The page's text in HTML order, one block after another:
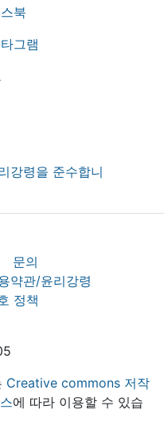
문의
약관/윤리강령
정책
Creative commons 저작
에 따라 이용할 수 있습